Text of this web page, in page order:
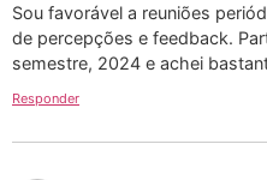
Sou favorável a reuniões
de percepções e feedback.
semestre, 2024 e achei
Responder